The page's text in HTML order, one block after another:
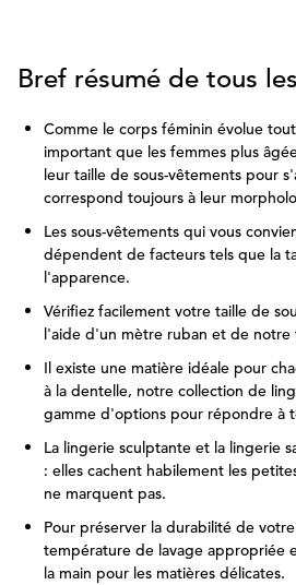
Bref résumé de tous
Comme le corps féminin évolue
important que les femmes plus
leur taille de sous-vêtements pour
correspond toujours à leur
Les sous-vêtements qui vous
dépendent de facteurs tels que la
l'apparence.
Vérifiez facilement votre taille de
l'aide d'un mètre ruban et de notre
Il existe une matière idéale pour
à la dentelle, notre collection de
gamme d'options pour répondre à
La lingerie sculptante et la lingerie
: elles cachent habilement les
ne marquent pas.
Pour préserver la durabilité de
température de lavage appropriée
la main pour les matières délicates.